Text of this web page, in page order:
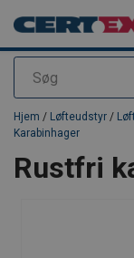
Søg
Produktet blev
Hjem / Løfteudstyr /
Karabinhager
Rustfri